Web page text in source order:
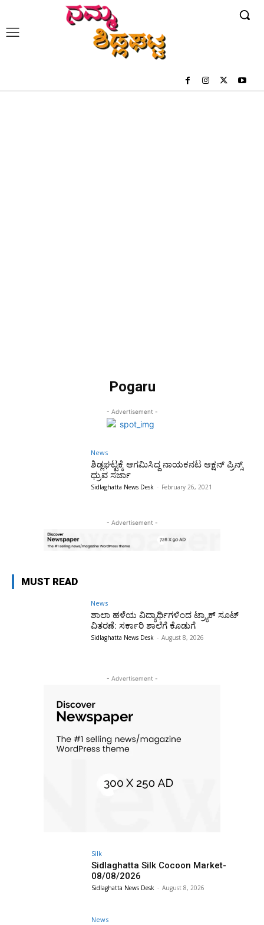
Pogaru
- Advertisement -
News
ಶಿಡ್ಲಘಟ್ಟಕ್ಕೆ ಆಗಮಿಸಿದ್ದ ನಾಯಕನಟ ಆಕ್ಷನ್ ಪ್ರಿನ್ಸ್
ಧ್ರುವ ಸರ್ಜಾ
Sidlaghatta News Desk - February 26, 2021
- Advertisement -
MUST READ
News
ಶಾಲಾ ಹಳೆಯ ವಿದ್ಯಾರ್ಥಿಗಳಿಂದ ಟ್ರ್ಯಾಕ್‌ ಸೂಟ್
ವಿತರಣೆ: ಸರ್ಕಾರಿ ಶಾಲೆಗೆ ಕೊಡುಗೆ
Sidlaghatta News Desk - August 8, 2026
- Advertisement -
Silk
Sidlaghatta Silk Cocoon Market-
08/08/2026
Sidlaghatta News Desk - August 8, 2026
News